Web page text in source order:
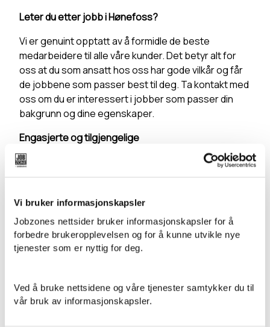
Vi bruker informasjonskapsler
Jobzones nettsider bruker informasjonskapsler for å
forbedre brukeropplevelsen og for å kunne utvikle nye
tjenester som er nyttig for deg.
Ved å bruke nettsidene og våre tjenester samtykker du til
vår bruk av informasjonskapsler.
Leter du etter jobb i Hønefoss?
Vi er genuint opptatt av å formidle de beste
medarbeidere til alle våre kunder. Det betyr alt for
oss at du som ansatt hos oss har gode vilkår og får
de jobbene som passer best til deg. Ta kontakt med
oss om du er interessert i jobber som passer din
bakgrunn og dine egenskaper.
Engasjerte og tilgjengelige
Jobzones visjon er å være den beste
arbeidsgiveren i bemanningsbransjen. Visjonen
kunder og vikarer. Vi er til stede i ditt lokalmiljø, lett
tilgjengelige og kontinuerlig parat til å gjøre de
beste tilpasninger for å møte kundens og vikarens
behov og ønsker.
rådgiver og leverandør innen bemanning,
rekruttering og jobbsøking sender du en mail til